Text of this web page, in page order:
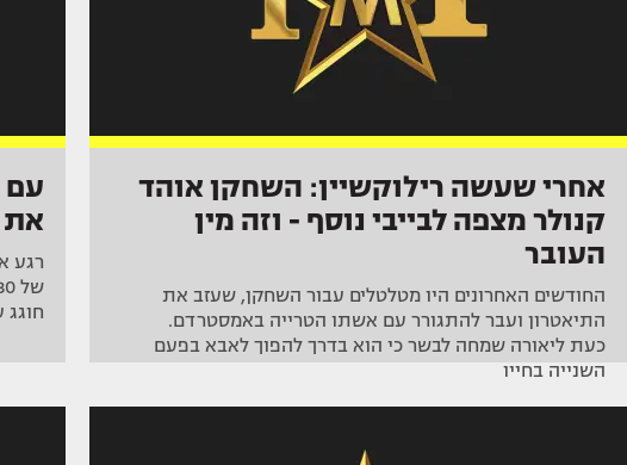
אחרי שעשה רילוקשיין: השחקן אוהד
קנולר מצפה לבייבי נוסף - וזה מין
העובר
החודשים האחרונים היו מטלטלים עבור השחקן, שעזב את
התיאטרון ועבר להתגורר עם אשתו הטרייה באמסטרדם.
כעת ליאורה שמחה לבשר כי הוא בדרך להפוך לאבא בפעם
השנייה בחייו
את
רגע
חוגג